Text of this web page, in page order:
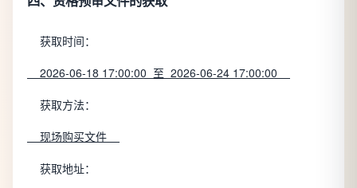
获取时间：
2026-06-18 17:00:00 至 2026-06-24 17:00:00
获取方法：
现场购买文件
获取地址：